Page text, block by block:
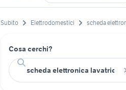
Subito Elettrodomestici scheda
Cosa cerchi?